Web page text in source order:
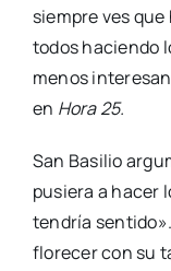
siempre ves
todos haciendo
menos
en Hora 25.
San Basilio
pusiera a hacer
tendría
florecer con su